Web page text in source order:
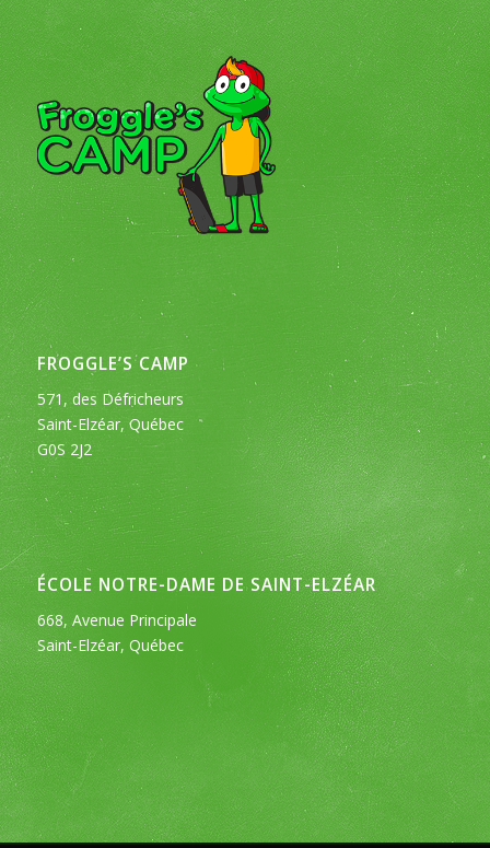
FROGGLE’S CAMP
571, des Défricheurs
Saint-Elzéar, Québec
G0S 2J2
ÉCOLE NOTRE-DAME DE SAINT-ELZÉAR
668, Avenue Principale
Saint-Elzéar, Québec